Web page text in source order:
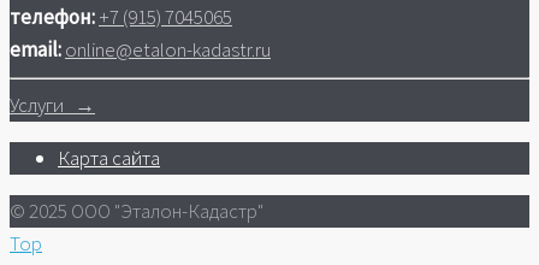
телефон:+7 (915) 7045065
email:online@etalon-kadastr.ru
Услуги →
Карта сайта
© 2025 ООО "Эталон-Кадастр"
Top